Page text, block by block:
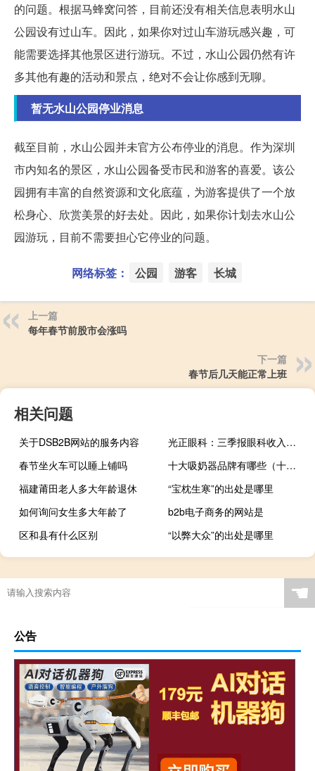
的问题。根据马蜂窝问答，目前还没有相关信息表明水山
公园设有过山车。因此，如果你对过山车游玩感兴趣，可
能需要选择其他景区进行游玩。不过，水山公园仍然有许
多其他有趣的活动和景点，绝对不会让你感到无聊。
暂无水山公园停业消息
截至目前，水山公园并未官方公布停业的消息。作为深圳
市内知名的景区，水山公园备受市民和游客的喜爱。该公
园拥有丰富的自然资源和文化底蕴，为游客提供了一个放
松身心、欣赏美景的好去处。因此，如果你计划去水山公
园游玩，目前不需要担心它停业的问题。
网络标签： 公园 游客 长城
上一篇
每年春节前股市会涨吗
下一篇
春节后几天能正常上班
相关问题
关于DSB2B网站的服务内容
光正眼科：三季报眼科收入同比增50%
春节坐火车可以睡上铺吗
十大吸奶器品牌有哪些（十大吸奶器品牌）
福建莆田老人多大年龄退休
“宝枕生寒”的出处是哪里
如何询问女生多大年龄了
b2b电子商务的网站是
区和县有什么区别
“以弊大众”的出处是哪里
沈阳智慧医保能办理门诊统筹地点吗
☚
公告